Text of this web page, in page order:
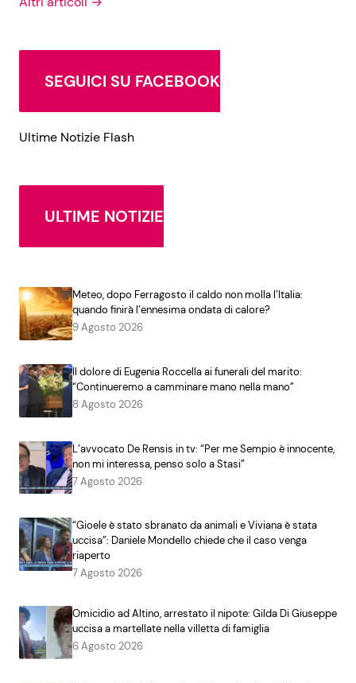
SEGUICI SU FACEBOOK
Ultime Notizie Flash
ULTIME NOTIZIE
Meteo, dopo Ferragosto il caldo non molla l’Italia:
quando finirà l’ennesima ondata di calore?
9 Agosto 2026
Il dolore di Eugenia Roccella ai funerali del marito:
“Continueremo a camminare mano nella mano”
8 Agosto 2026
L’avvocato De Rensis in tv: “Per me Sempio è innocente,
non mi interessa, penso solo a Stasi”
7 Agosto 2026
“Gioele è stato sbranato da animali e Viviana è stata
uccisa”: Daniele Mondello chiede che il caso venga
riaperto
7 Agosto 2026
Omicidio ad Altino, arrestato il nipote: Gilda Di Giuseppe
uccisa a martellate nella villetta di famiglia
6 Agosto 2026